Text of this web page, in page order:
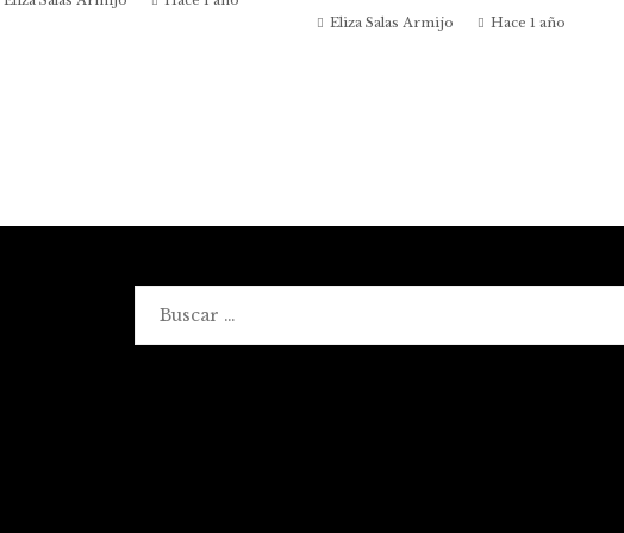
Eliza Salas Armijo Hace 1 año